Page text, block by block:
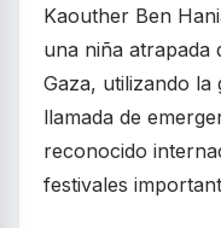
Kaouther Ben
una niña atrapada
Gaza, utilizando la
llamada de
reconocido
festivales